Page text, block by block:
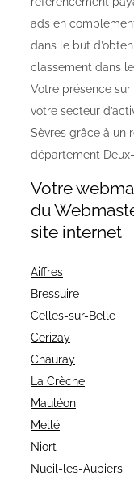
ads en
dans le but
classement dans
Votre présence
votre secteur
Sèvres grâce à un
département
Votre
du
site internet
Aiffres
Bressuire
Celles-sur-Belle
Cerizay
Chauray
La Crèche
Mauléon
Mellé
Niort
Nueil-les-Aubiers